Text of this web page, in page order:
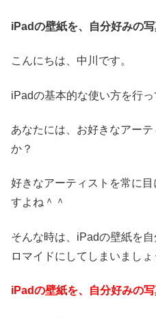
iPadの壁紙を、自分好みの
こんにちは、中川です。
iPadの基本的な使い方を行っ
あなたには、お好きなアー
か？
好きなアーティストを常に
すよね＾＾
そんな時は、iPadの壁紙を
ロマイドにしてしまいましょ
iPadの壁紙を、自分好みの